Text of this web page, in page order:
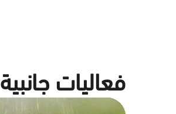
فعاليات جانبية